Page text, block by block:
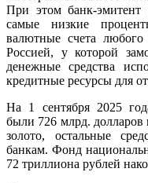
При этом банк-эмитент
самые низкие
валютные счета любого
Россией, у которой
денежные средства
кредитные ресурсы для
На 1 сентября 2025
были 726 млрд. долларов
золото, остальные
банкам. Фонд
72 триллиона рублей